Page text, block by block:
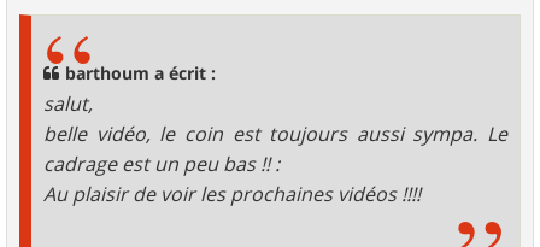
barthoum a écrit :
salut,
belle vidéo, le coin est toujours aussi sympa. Le
cadrage est un peu bas !! :
Au plaisir de voir les prochaines vidéos !!!!